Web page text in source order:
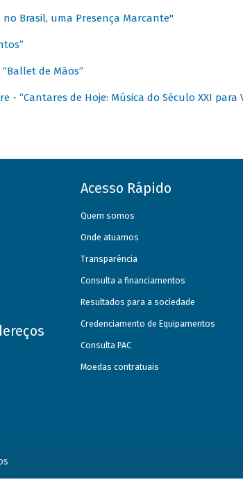
Brasil, uma Presença Marcante"
de Mãos”
- “Cantares de Hoje: Música do Século XXI para
Acesso Rápido
Quem somos
Onde atuamos
Transparência
Consulta a financiamentos
Resultados para a sociedade
Credenciamento de Equipamentos
Consulta PAC
Moedas contratuais